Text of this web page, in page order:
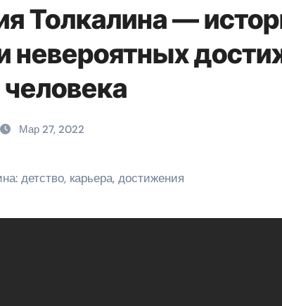
Толкалина —
невероятных
Мар 27, 2022